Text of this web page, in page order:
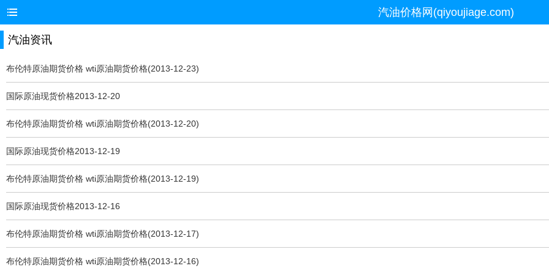
汽油价格网(qiyoujiage.com)
汽油资讯
布伦特原油期货价格 wti原油期货价格(2013-12-23)
国际原油现货价格2013-12-20
布伦特原油期货价格 wti原油期货价格(2013-12-20)
国际原油现货价格2013-12-19
布伦特原油期货价格 wti原油期货价格(2013-12-19)
国际原油现货价格2013-12-16
布伦特原油期货价格 wti原油期货价格(2013-12-17)
布伦特原油期货价格 wti原油期货价格(2013-12-16)